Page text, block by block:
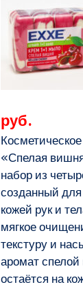
руб.
«Спелая
набор из
созданный
кожей рук и
мягкое
текстуру и
аромат
остаётся на